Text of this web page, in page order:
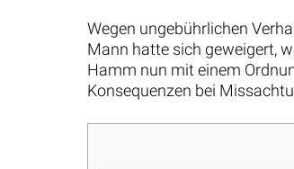
Wegen ungebührlichen
Mann hatte sich geweigert,
Hamm nun mit einem
Konsequenzen bei